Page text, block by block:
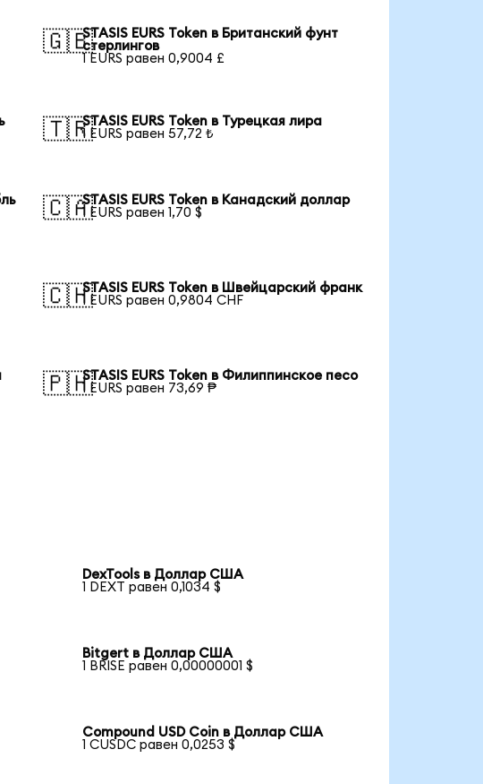
🇬🇧STASIS EURS Token в Британский фунт
стерлингов
1 EURS равен 0,9004 £
🇹🇷STASIS EURS Token в Турецкая лира
1 EURS равен 57,72 ₺
🇨🇦STASIS EURS Token в Канадский доллар
1 EURS равен 1,70 $
🇨🇭STASIS EURS Token в Швейцарский франк
1 EURS равен 0,9804 CHF
🇵🇭STASIS EURS Token в Филиппинское песо
1 EURS равен 73,69 ₱
DexTools в Доллар США
1 DEXT равен 0,1034 $
Bitgert в Доллар США
1 BRISE равен 0,00000001 $
Compound USD Coin в Доллар США
1 CUSDC равен 0,0253 $